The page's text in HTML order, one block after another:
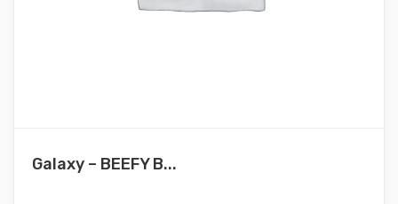
Galaxy – BEEFY B...